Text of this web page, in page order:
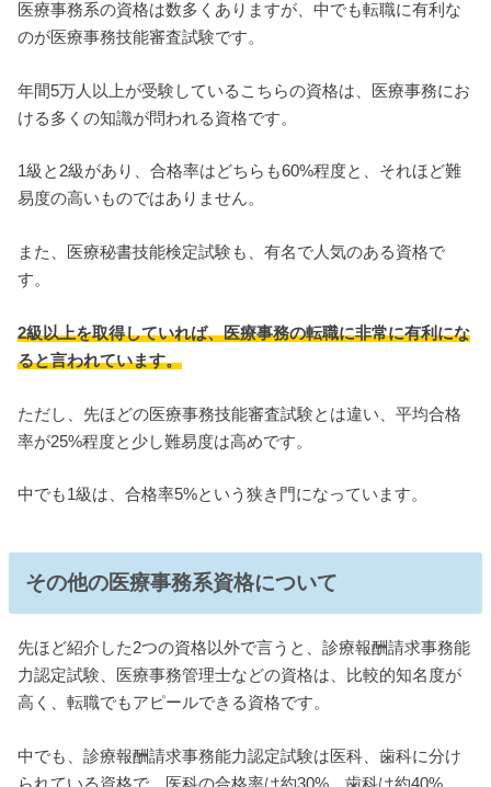
医療事務系の資格は数多くありますが、中でも転職に有利な
のが医療事務技能審査試験です。
年間5万人以上が受験しているこちらの資格は、医療事務にお
ける多くの知識が問われる資格です。
1級と2級があり、合格率はどちらも60%程度と、それほど難
易度の高いものではありません。
また、医療秘書技能検定試験も、有名で人気のある資格で
す。
2級以上を取得していれば、医療事務の転職に非常に有利にな
ると言われています。
ただし、先ほどの医療事務技能審査試験とは違い、平均合格
率が25%程度と少し難易度は高めです。
中でも1級は、合格率5%という狭き門になっています。
その他の医療事務系資格について
先ほど紹介した2つの資格以外で言うと、診療報酬請求事務能
力認定試験、医療事務管理士などの資格は、比較的知名度が
高く、転職でもアピールできる資格です。
中でも、診療報酬請求事務能力認定試験は医科、歯科に分け